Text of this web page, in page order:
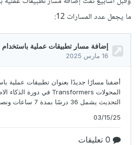
ما يجعل عدد المسارات 12: